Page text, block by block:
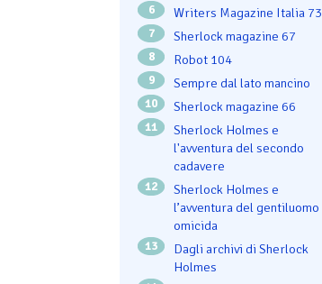
6 Writers Magazine Italia 73
7 Sherlock magazine 67
8 Robot 104
9 Sempre dal lato mancino
10 Sherlock magazine 66
11
Sherlock Holmes e
l'avventura del secondo
cadavere
12
Sherlock Holmes e
l’avventura del gentiluomo
omicida
13
Dagli archivi di Sherlock
Holmes